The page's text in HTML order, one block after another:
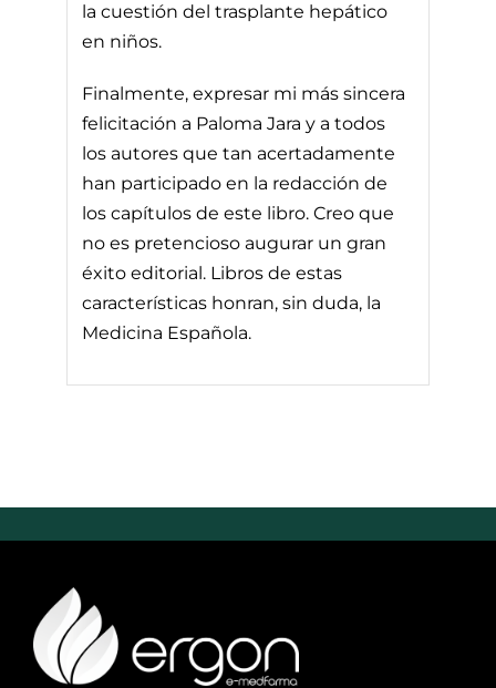
la cuestión del trasplante hepático
en niños.
Finalmente, expresar mi más sincera
felicitación a Paloma Jara y a todos
los autores que tan acertadamente
han participado en la redacción de
los capítulos de este libro. Creo que
no es pretencioso augurar un gran
éxito editorial. Libros de estas
características honran, sin duda, la
Medicina Española.